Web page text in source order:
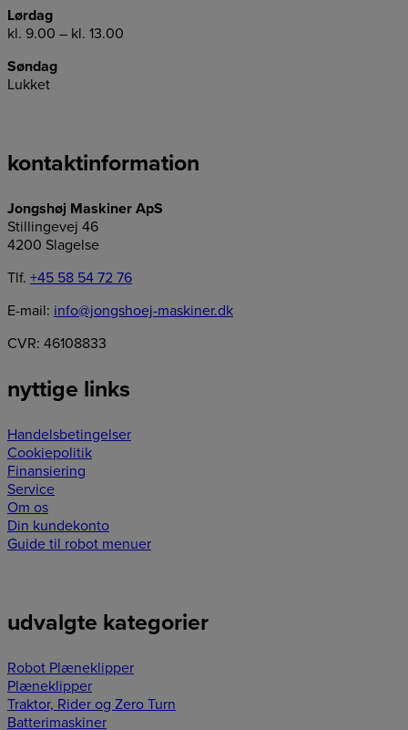
Lørdag
kl. 9.00 – kl. 13.00
Søndag
Lukket
kontaktinformation
Jongshøj Maskiner ApS
Stillingevej 46
4200 Slagelse
Tlf. +45 58 54 72 76
E-mail: info@jongshoej-maskiner.dk
CVR: 46108833
nyttige links
Handelsbetingelser
Cookiepolitik
Finansiering
Service
Om os
Din kundekonto
Guide til robot menuer
udvalgte kategorier
Robot Plæneklipper
Plæneklipper
Traktor, Rider og Zero Turn
Batterimaskiner